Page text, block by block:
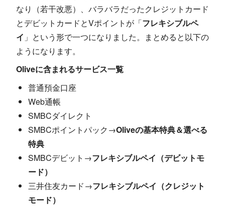
なり（若干改悪）、バラバラだったクレジットカード
とデビットカードとVポイントが「フレキシブルペ
イ 」という形で一つになりました。まとめると以下の
ようになります。
Oliveに含まれるサービス一覧
普通預金口座
Web通帳
SMBCダイレクト
SMBCポイントパック→Oliveの基本特典＆選べる
特典
SMBCデビット→フレキシブルペイ（デビットモ
ード）
三井住友カード→フレキシブルペイ（クレジット
モード）